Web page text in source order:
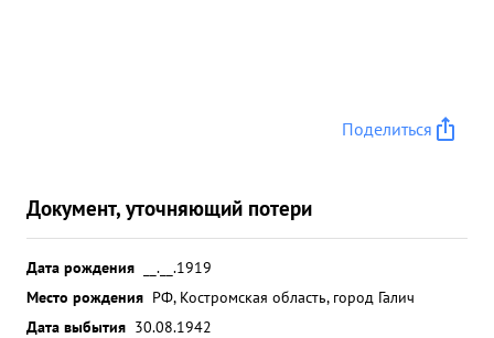
Поделиться
Документ, уточняющий потери
Дата рождения
__.__.1919
Место рождения РФ, Костромская область, город Галич
Дата выбытия 30.08.1942